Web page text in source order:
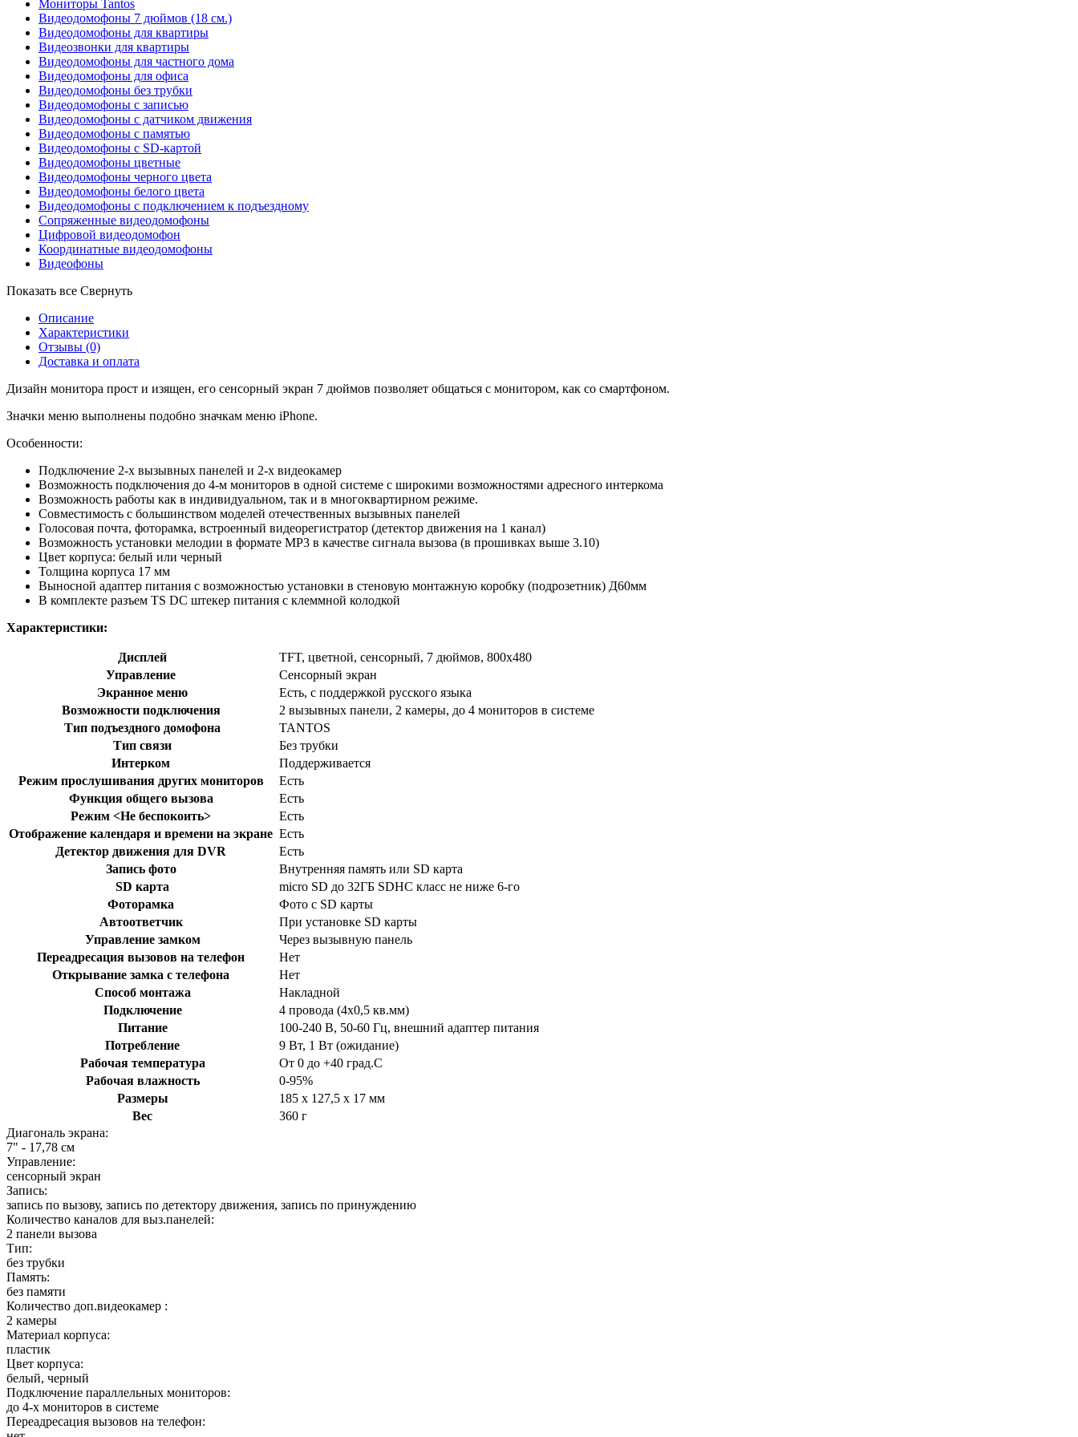
Мониторы Tantos
Видеодомофоны 7 дюймов (18 см.)
Видеодомофоны для квартиры
Видеозвонки для квартиры
Видеодомофоны для частного дома
Видеодомофоны для офиса
Видеодомофоны без трубки
Видеодомофоны с записью
Видеодомофоны с датчиком движения
Видеодомофоны с памятью
Видеодомофоны с SD-картой
Видеодомофоны цветные
Видеодомофоны черного цвета
Видеодомофоны белого цвета
Видеодомофоны с подключением к подъездному
Сопряженные видеодомофоны
Цифровой видеодомофон
Координатные видеодомофоны
Видеофоны
Показать все Свернуть
Описание
Характеристики
Отзывы (0)
Доставка и оплата
Дизайн монитора прост и изящен, его сенсорный экран 7 дюймов позволяет общаться с монитором, как со смартфоном.
Значки меню выполнены подобно значкам меню iPhone.
Особенности:
Подключение 2-х вызывных панелей и 2-х видеокамер
Возможность подключения до 4-м мониторов в одной системе с широкими возможностями адресного интеркома
Возможность работы как в индивидуальном, так и в многоквартирном режиме.
Совместимость с большинством моделей отечественных вызывных панелей
Голосовая почта, фоторамка, встроенный видеорегистратор (детектор движения на 1 канал)
Возможность установки мелодии в формате MP3 в качестве сигнала вызова (в прошивках выше 3.10)
Цвет корпуса: белый или черный
Толщина корпуса 17 мм
Выносной адаптер питания с возможностью установки в стеновую монтажную коробку (подрозетник) Д60мм
В комплекте разъем TS DC штекер питания с клеммной колодкой
Характеристики:
Дисплей
TFT, цветной, сенсорный, 7 дюймов, 800х480
Управление
Сенсорный экран
Экранное меню
Есть, с поддержкой русского языка
Возможности подключения
2 вызывных панели, 2 камеры, до 4 мониторов в системе
Тип подъездного домофона
TANTOS
Тип связи
Без трубки
Интерком
Поддерживается
Режим прослушивания других мониторов
Есть
Функция общего вызова
Есть
Режим <Не беспокоить>
Есть
Отображение календаря и времени на экране Есть
Детектор движения для DVR
Есть
Запись фото
Внутренняя память или SD карта
SD карта
micro SD до 32ГБ SDHC класс не ниже 6-го
Фоторамка
Фото с SD карты
Автоответчик
При установке SD карты
Управление замком
Через вызывную панель
Переадресация вызовов на телефон
Нет
Открывание замка с телефона
Нет
Способ монтажа
Накладной
Подключение
4 провода (4х0,5 кв.мм)
Питание
100-240 В, 50-60 Гц, внешний адаптер питания
Потребление
9 Вт, 1 Вт (ожидание)
Рабочая температура
От 0 до +40 град.С
Рабочая влажность
0-95%
Размеры
185 х 127,5 х 17 мм
Вес
360 г
Диагональ экрана:
7" - 17,78 см
Управление:
сенсорный экран
Запись:
запись по вызову, запись по детектору движения, запись по принуждению
Количество каналов для выз.панелей:
2 панели вызова
Тип:
без трубки
Память:
без памяти
Количество доп.видеокамер :
2 камеры
Материал корпуса:
пластик
Цвет корпуса:
белый, черный
Подключение параллельных мониторов:
до 4-х мониторов в системе
Переадресация вызовов на телефон: